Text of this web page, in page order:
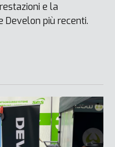
e la
più recenti.